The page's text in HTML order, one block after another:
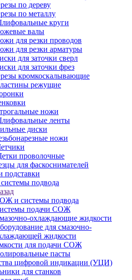
по дереву
по металлу
круги
валы
для резки проводов
для резки арматуры
для заточки сверл
для заточки фрез
кромкоскалывающие
режущие
ножи
ленты
диски
ножи
проволочные
для фаскоснимателей
подставки
подвода
и системы подвода
подачи СОЖ
охлаждающие жидкости
для смазочно-
жидкости
для подачи СОЖ
пасты
цифровой индикации (УЦИ)
для станков